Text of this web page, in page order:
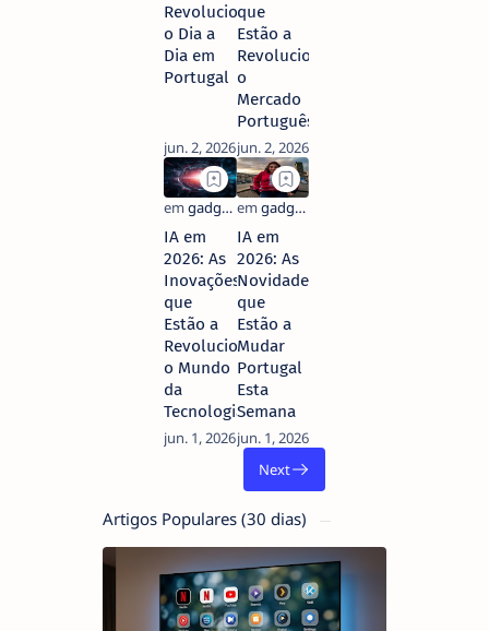
Revolucionar
o Dia a
Dia em
Portugal
que
Estão a
Revolucionar
o
Mercado
Português
IA em
2026: As
Inovações
que
Estão a
Revolucionar
o Mundo
da
Tecnologia
IA em
2026: As
Novidades
que
Estão a
Mudar
Portugal
Esta
Semana
Artigos Populares (30 dias)